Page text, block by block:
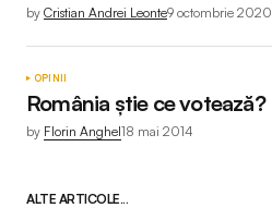
by Cristian Andrei Leonte9 octombrie 2020
OPINII
România ştie ce votează?
by Florin Anghel18 mai 2014
ALTE ARTICOLE...